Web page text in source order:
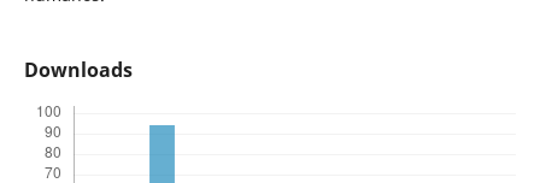
Downloads